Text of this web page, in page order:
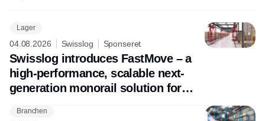
Lager
04.08.2026 Swisslog Sponseret
Swisslog introduces FastMove – a
high-performance, scalable next-
generation monorail solution for
Branchen